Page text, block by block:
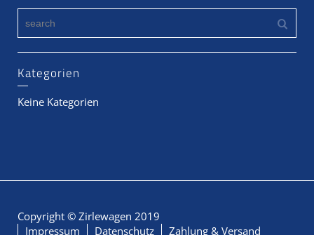
Kategorien
Keine Kategorien
Copyright © Zirlewagen 2019
Impressum
Datenschutz Zahlung & Versand